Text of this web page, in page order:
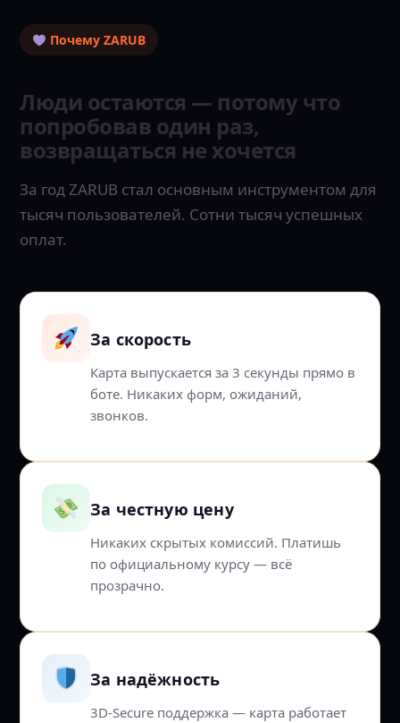
Почему ZARUB
Люди остаются — потому что
попробовав один раз,
возвращаться не хочется
За год ZARUB стал основным инструментом для
тысяч пользователей. Сотни тысяч успешных
оплат.
За скорость
Карта выпускается за 3 секунды прямо в
боте. Никаких форм, ожиданий,
звонков.
За честную цену
Никаких скрытых комиссий. Платишь
по официальному курсу — всё
прозрачно.
За надёжность
3D-Secure поддержка — карта работает